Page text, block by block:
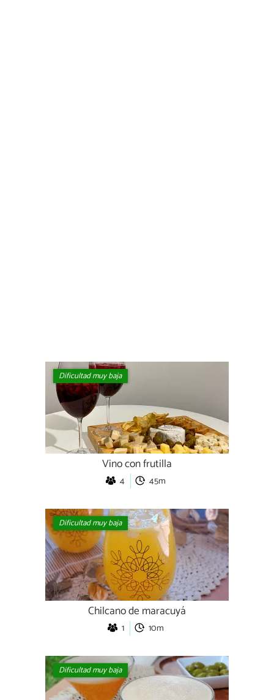
Dificultad muy baja
Vino con frutilla
4 45m
Dificultad muy baja
Chilcano de maracuyá
1 10m
Dificultad muy baja